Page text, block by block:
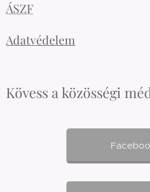
ÁSZF
Adatvédelem
Kövess a közösségi